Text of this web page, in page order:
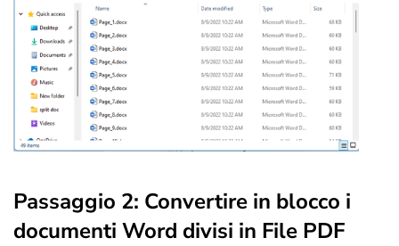
Passaggio 2: Convertire in blocco i
documenti Word divisi in File PDF